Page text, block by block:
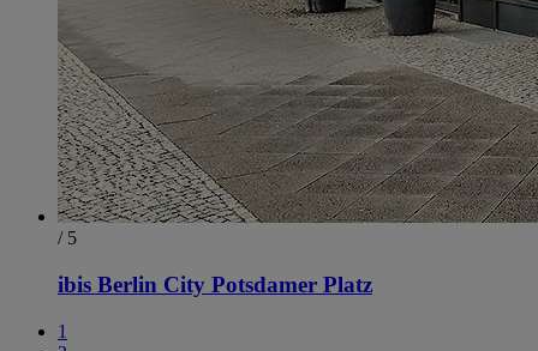
/ 5
ibis Berlin City Potsdamer Platz
1